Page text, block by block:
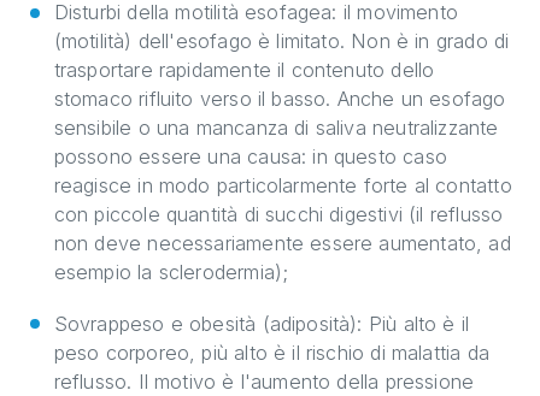
Disturbi della motilità esofagea: il movimento
(motilità) dell'esofago è limitato. Non è in grado di
trasportare rapidamente il contenuto dello
stomaco rifluito verso il basso. Anche un esofago
sensibile o una mancanza di saliva neutralizzante
possono essere una causa: in questo caso
reagisce in modo particolarmente forte al contatto
con piccole quantità di succhi digestivi (il reflusso
non deve necessariamente essere aumentato, ad
esempio la sclerodermia);
Sovrappeso e obesità (adiposità): Più alto è il
peso corporeo, più alto è il rischio di malattia da
reflusso. Il motivo è l'aumento della pressione